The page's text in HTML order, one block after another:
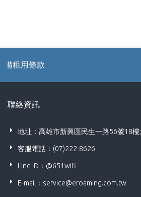
租用條款
聯絡資訊
地址：高雄市新興區民生一路56號18樓
客服電話：(07)222-8626
Line ID：@651wifi
E-mail： service@eroaming.com.tw